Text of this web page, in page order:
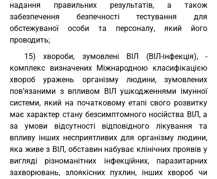
надання правильних результатів, а також
забезпечення безпечності тестування для
обстежуваної особи та персоналу, який його
проводить;
15) хвороби, зумовлені ВІЛ (ВІЛ-інфекція), -
комплекс визначених Міжнародною класифікацією
хвороб уражень організму людини, зумовлених
пов’язаними з впливом ВІЛ ушкодженнями імунної
системи, який на початковому етапі свого розвитку
має характер стану безсимптомного носійства ВІЛ, а
за умови відсутності відповідного лікування та
впливу інших несприятливих для організму людини,
яка живе з ВІЛ, обставин набуває клінічних проявів у
вигляді різноманітних інфекційних, паразитарних
захворювань, злоякісних пухлин, інших хвороб чи